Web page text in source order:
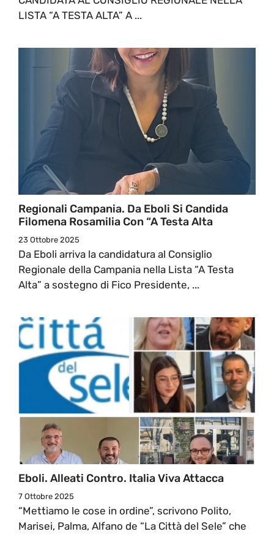
LISTA “A TESTA ALTA” A ...
Regionali Campania. Da Eboli Si Candida
Filomena Rosamilia Con “A Testa Alta
23 Ottobre 2025
Da Eboli arriva la candidatura al Consiglio
Regionale della Campania nella Lista “A Testa
Alta” a sostegno di Fico Presidente, ...
Eboli. Alleati Contro. Italia Viva Attacca
7 Ottobre 2025
“Mettiamo le cose in ordine”, scrivono Polito,
Marisei, Palma, Alfano de “La Città del Sele” che